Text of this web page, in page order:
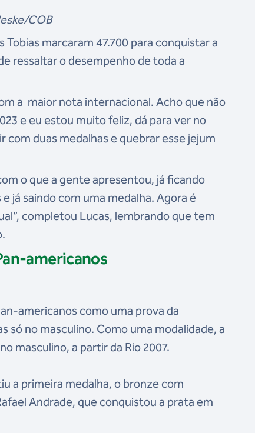
COB
marcaram 47.700 para conquistar a
ressaltar o desempenho de toda a
a maior nota internacional. Acho que não
e eu estou muito feliz, dá para ver no
com duas medalhas e quebrar esse jejum
o que a gente apresentou, já ficando
já saindo com uma medalha. Agora é
completou Lucas, lembrando que tem
americanos
americanos como uma prova da
só no masculino. Como uma modalidade, a
masculino, a partir da Rio 2007.
a primeira medalha, o bronze com
Andrade, que conquistou a prata em